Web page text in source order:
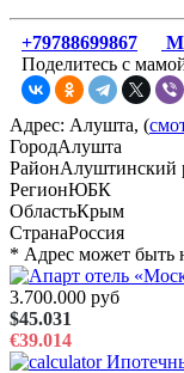
+79788699867
Поделитесь с
Адрес: Алушта, (
ГородАлушта
РайонАлуштинский
РегионЮБК
ОбластьКрым
СтранаРоссия
* Адрес может быть
3.700.000 руб
$45.031
€39.014